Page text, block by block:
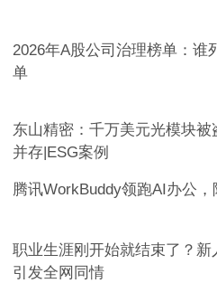
2026年A股公司治理榜单：谁
单
东山精密：千万美元光模块
并存|ESG案例
腾讯WorkBuddy领跑AI办公，
职业生涯刚开始就结束了？
引发全网同情